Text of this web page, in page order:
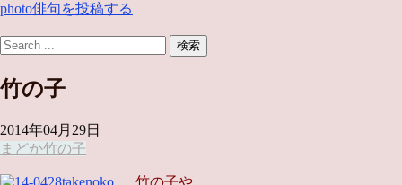
photo俳句を投稿する
竹の子
2014年04月29日
まどか竹の子
竹の子や